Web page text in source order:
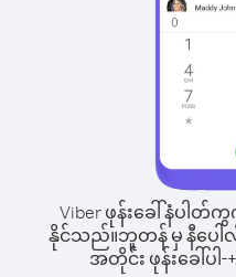
Viber ဖုန်းခေါ်နံပါတ်
နိုင်သည်။ဘူတန် မှ နီပေါ
အတိုင်း ဖုန်းခေါ်ပါ-+